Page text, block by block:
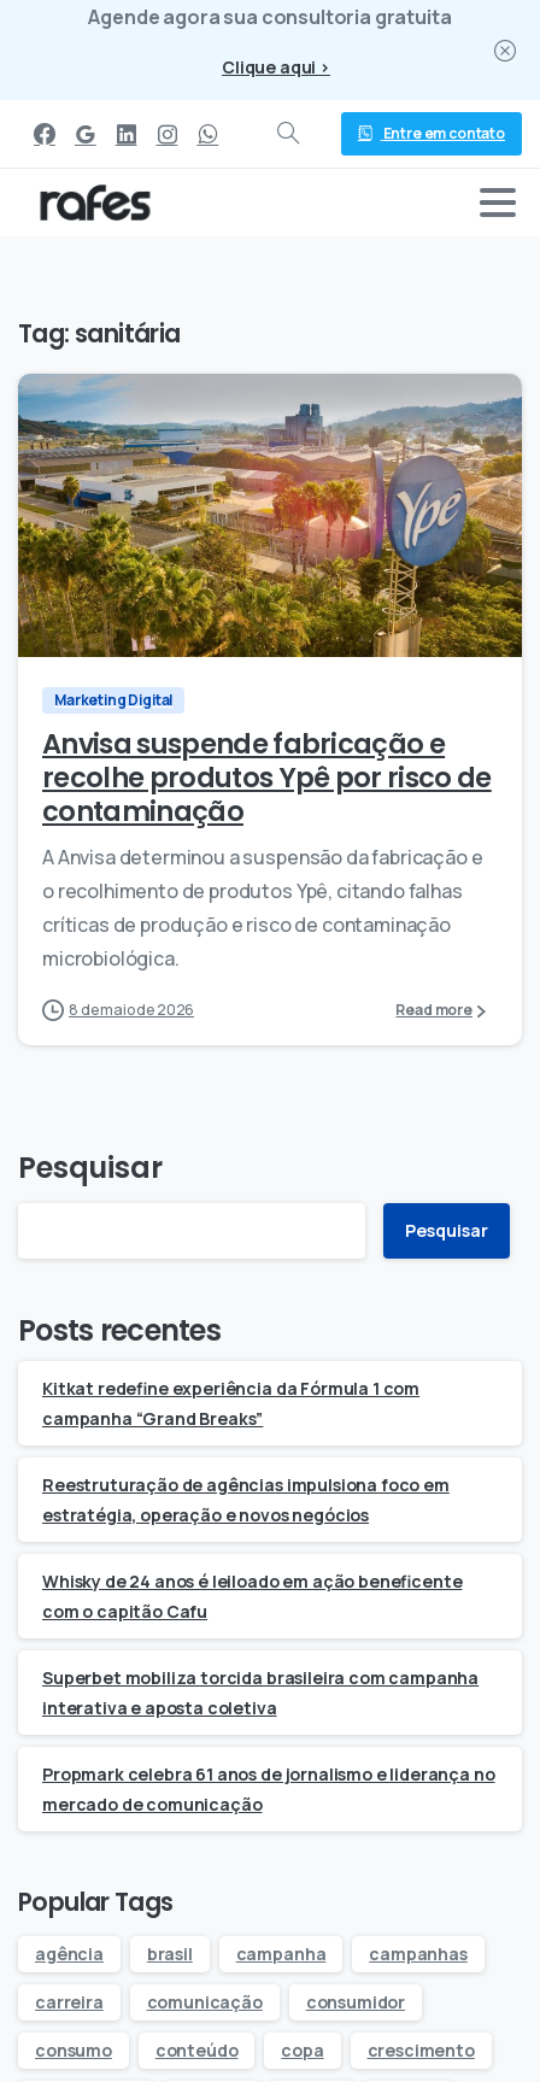
Agende agora sua consultoria gratuita
Clique aqui >
Entre em contato
Tag: sanitária
0 0
Marketing Digital
Anvisa suspende fabricação e
recolhe produtos Ypê por risco de
contaminação
A Anvisa determinou a suspensão da fabricação e
o recolhimento de produtos Ypê, citando falhas
críticas de produção e risco de contaminação
microbiológica.
8 de maio de 2026 Read more
Pesquisar
Pesquisar
Posts recentes
Kitkat redefine experiência da Fórmula 1 com
campanha “Grand Breaks”
Reestruturação de agências impulsiona foco em
estratégia, operação e novos negócios
Whisky de 24 anos é leiloado em ação beneficente
com o capitão Cafu
Superbet mobiliza torcida brasileira com campanha
interativa e aposta coletiva
Propmark celebra 61 anos de jornalismo e liderança no
mercado de comunicação
Popular Tags
agência brasil campanha campanhas
carreira comunicação consumidor
consumo conteúdo copa crescimento